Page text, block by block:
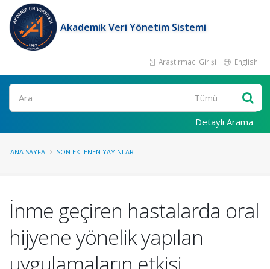
Akademik Veri Yönetim Sistemi
Araştırmacı Girişi English
Ara
Detaylı Arama
ANA SAYFA SON EKLENEN YAYINLAR
İnme geçiren hastalarda oral
hijyene yönelik yapılan